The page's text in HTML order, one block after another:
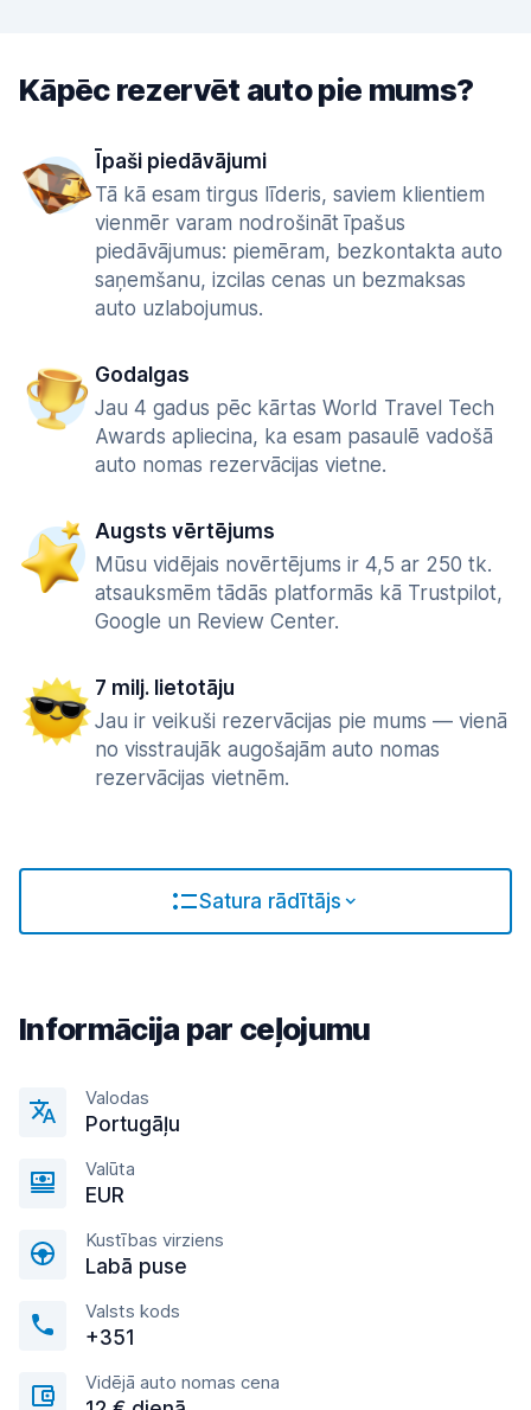
Kāpēc rezervēt auto pie mums?
Īpaši piedāvājumi
Tā kā esam tirgus līderis, saviem klientiem
vienmēr varam nodrošināt īpašus
piedāvājumus: piemēram, bezkontakta auto
saņemšanu, izcilas cenas un bezmaksas
auto uzlabojumus.
Godalgas
Jau 4 gadus pēc kārtas World Travel Tech
Awards apliecina, ka esam pasaulē vadošā
auto nomas rezervācijas vietne.
Augsts vērtējums
Mūsu vidējais novērtējums ir 4,5 ar 250 tk.
atsauksmēm tādās platformās kā Trustpilot,
Google un Review Center.
7 milj. lietotāju
Jau ir veikuši rezervācijas pie mums — vienā
no visstraujāk augošajām auto nomas
rezervācijas vietnēm.
Satura rādītājs
Informācija par ceļojumu
Valodas
Portugāļu
Valūta
EUR
Kustības virziens
Labā puse
Valsts kods
+351
Vidējā auto nomas cena